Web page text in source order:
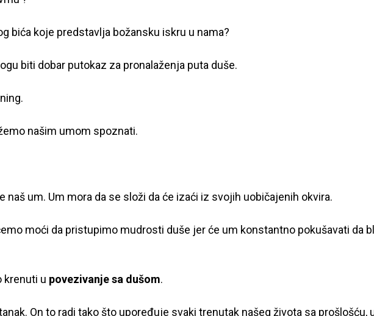
bića koje predstavlja božansku iskru u nama?
biti dobar putokaz za pronalaženja puta duše.
našim umom spoznati.
naš um. Um mora da se složi da će izaći iz svojih uobičajenih okvira.
moći da pristupimo mudrosti duše jer će um konstantno pokušavati da
krenuti u povezivanje sa dušom.
On to radi tako što upoređuje svaki trenutak našeg života sa prošlošću,